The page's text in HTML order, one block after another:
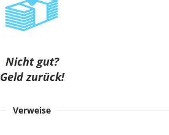
Nicht gut?
Geld zurück!
Verweise